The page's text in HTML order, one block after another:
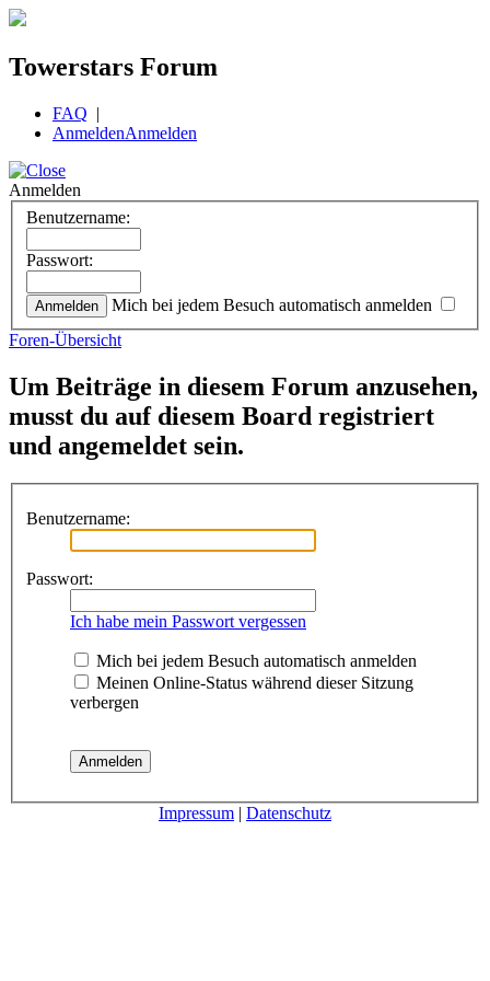
Towerstars Forum
FAQ |
AnmeldenAnmelden
Anmelden
Benutzername:
Passwort:
Mich bei jedem Besuch automatisch anmelden
Foren-Übersicht
Um Beiträge in diesem Forum anzusehen,
musst du auf diesem Board registriert
und angemeldet sein.
Benutzername:
Passwort:
Ich habe mein Passwort vergessen
Mich bei jedem Besuch automatisch anmelden
Meinen Online-Status während dieser Sitzung
verbergen
Impressum | Datenschutz